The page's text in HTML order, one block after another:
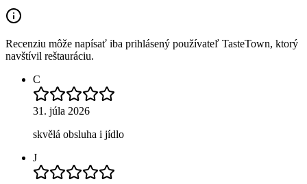
Recenziu môže napísať iba prihlásený používateľ TasteTown, ktorý
navštívil reštauráciu.
C
31. júla 2026
skvělá obsluha i jídlo
J